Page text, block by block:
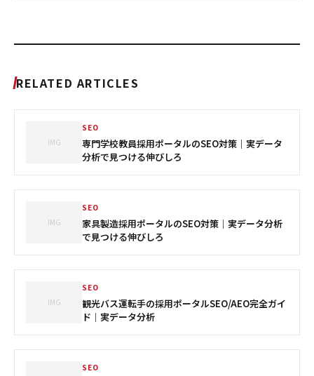
RELATED ARTICLES
IMG
SEO
専門学校教員採用ポータルのSEO対策｜実データ
分析で見つける伸びしろ
IMG
SEO
家具製造採用ポータルのSEO対策｜実データ分析
で見つける伸びしろ
IMG
SEO
観光バス運転手の採用ポータルSEO/AEO完全ガイ
ド｜実データ分析
SEO